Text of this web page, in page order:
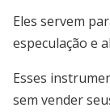
Eles servem
especulação e
Esses
sem vender